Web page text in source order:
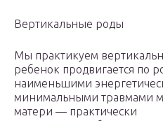
Вертикальные роды
Мы практикуем
ребенок продвигается по
наименьшими
минимальными травмами
матери — практически